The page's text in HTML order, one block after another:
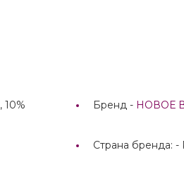
10%
Бренд - НОВОЕ
Страна бренда: -